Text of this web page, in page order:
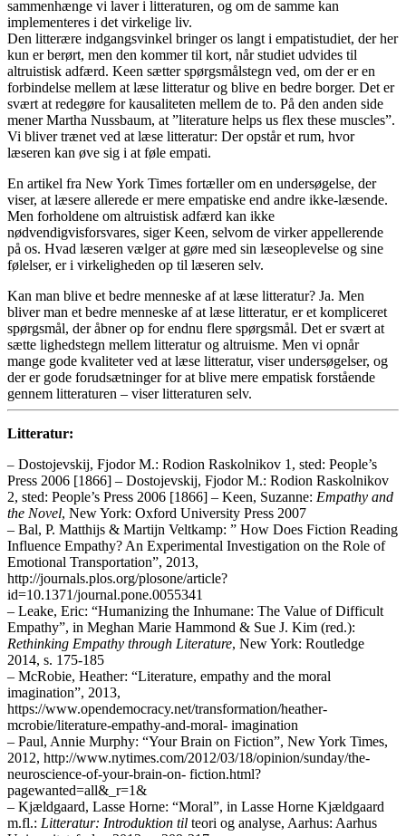
sammenhænge vi laver i litteraturen, og om de samme kan
implementeres i det virkelige liv.
Den litterære indgangsvinkel bringer os langt i empatistudiet, der her
kun er berørt, men den kommer til kort, når studiet udvides til
altruistisk adfærd. Keen sætter spørgsmålstegn ved, om der er en
forbindelse mellem at læse litteratur og blive en bedre borger. Det er
svært at redegøre for kausaliteten mellem de to. På den anden side
mener Martha Nussbaum, at ”literature helps us flex these muscles”.
Vi bliver trænet ved at læse litteratur: Der opstår et rum, hvor
læseren kan øve sig i at føle empati.
En artikel fra New York Times fortæller om en undersøgelse, der
viser, at læsere allerede er mere empatiske end andre ikke-læsende.
Men forholdene om altruistisk adfærd kan ikke
nødvendigvisforsvares, siger Keen, selvom de virker appellerende
på os. Hvad læseren vælger at gøre med sin læseoplevelse og sine
følelser, er i virkeligheden op til læseren selv.
Kan man blive et bedre menneske af at læse litteratur? Ja. Men
bliver man et bedre menneske af at læse litteratur, er et kompliceret
spørgsmål, der åbner op for endnu flere spørgsmål. Det er svært at
sætte lighedstegn mellem litteratur og altruisme. Men vi opnår
mange gode kvaliteter ved at læse litteratur, viser undersøgelser, og
der er gode forudsætninger for at blive mere empatisk forstående
gennem litteraturen – viser litteraturen selv.
Litteratur:
– Dostojevskij, Fjodor M.: Rodion Raskolnikov 1, sted: People’s
Press 2006 [1866] – Dostojevskij, Fjodor M.: Rodion Raskolnikov
2, sted: People’s Press 2006 [1866] – Keen, Suzanne: Empathy and
the Novel, New York: Oxford University Press 2007
– Bal, P. Matthijs & Martijn Veltkamp: ” How Does Fiction Reading
Influence Empathy? An Experimental Investigation on the Role of
Emotional Transportation”, 2013,
http://journals.plos.org/plosone/article?
id=10.1371/journal.pone.0055341
– Leake, Eric: “Humanizing the Inhumane: The Value of Difficult
Empathy”, in Meghan Marie Hammond & Sue J. Kim (red.):
Rethinking Empathy through Literature, New York: Routledge
2014, s. 175-185
– McRobie, Heather: “Literature, empathy and the moral
imagination”, 2013,
https://www.opendemocracy.net/transformation/heather-
mcrobie/literature-empathy-and-moral- imagination
– Paul, Annie Murphy: “Your Brain on Fiction”, New York Times,
2012, http://www.nytimes.com/2012/03/18/opinion/sunday/the-
neuroscience-of-your-brain-on- fiction.html?
pagewanted=all&_r=1&
– Kjældgaard, Lasse Horne: “Moral”, in Lasse Horne Kjældgaard
m.fl.: Litteratur: Introduktion til teori og analyse, Aarhus: Aarhus